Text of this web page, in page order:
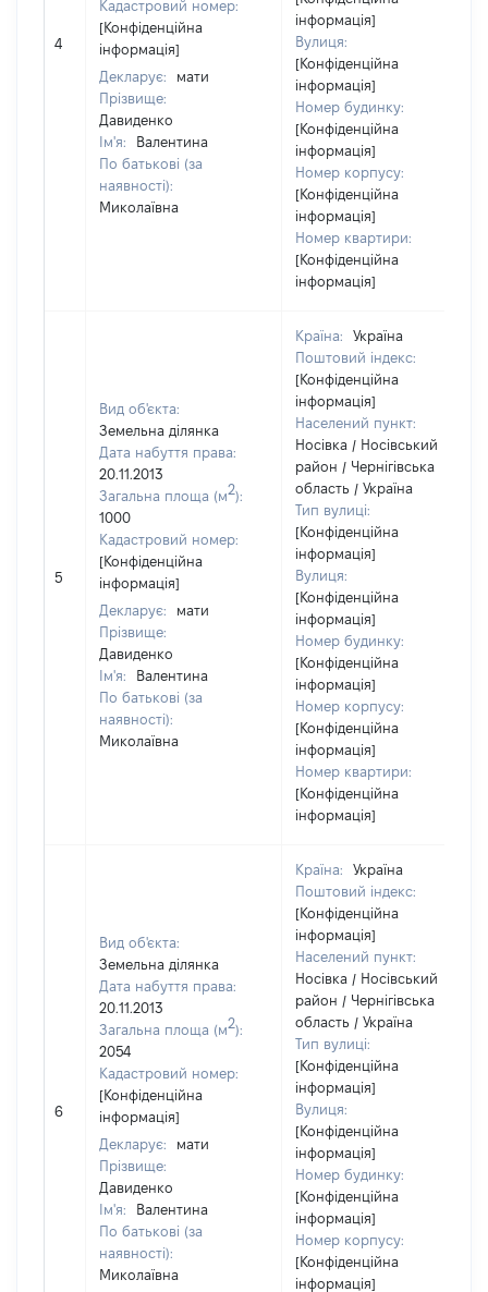
4
Кадастровий номер:
[Конфіденційна
інформація]
Декларує:
мати
Прізвище:
Давиденко
Ім'я:
Валентина
По батькові (за
наявності):
Миколаївна
інформація]
Вулиця:
[Конфіденційна
інформація]
Номер будинку:
[Конфіденційна
інформація]
Номер корпусу:
[Конфіденційна
інформація]
Номер квартири:
[Конфіденційна
інформація]
5
Вид об'єкта:
Земельна ділянка
Дата набуття права:
20.11.2013
Загальна площа (м2):
1000
Кадастровий номер:
[Конфіденційна
інформація]
Декларує:
мати
Прізвище:
Давиденко
Ім'я:
Валентина
По батькові (за
наявності):
Миколаївна
Країна:
Україна
Поштовий індекс:
[Конфіденційна
інформація]
Населений пункт:
Носівка / Носівський
район / Чернігівська
область / Україна
Тип вулиці:
[Конфіденційна
інформація]
Вулиця:
[Конфіденційна
інформація]
Номер будинку:
[Конфіденційна
інформація]
Номер корпусу:
[Конфіденційна
інформація]
Номер квартири:
[Конфіденційна
інформація]
6
Вид об'єкта:
Земельна ділянка
Дата набуття права:
20.11.2013
Загальна площа (м2):
2054
Кадастровий номер:
[Конфіденційна
інформація]
Декларує:
мати
Прізвище:
Давиденко
Ім'я:
Валентина
По батькові (за
наявності):
Миколаївна
Країна:
Україна
Поштовий індекс:
[Конфіденційна
інформація]
Населений пункт:
Носівка / Носівський
район / Чернігівська
область / Україна
Тип вулиці:
[Конфіденційна
інформація]
Вулиця:
[Конфіденційна
інформація]
Номер будинку:
[Конфіденційна
інформація]
Номер корпусу:
[Конфіденційна
інформація]